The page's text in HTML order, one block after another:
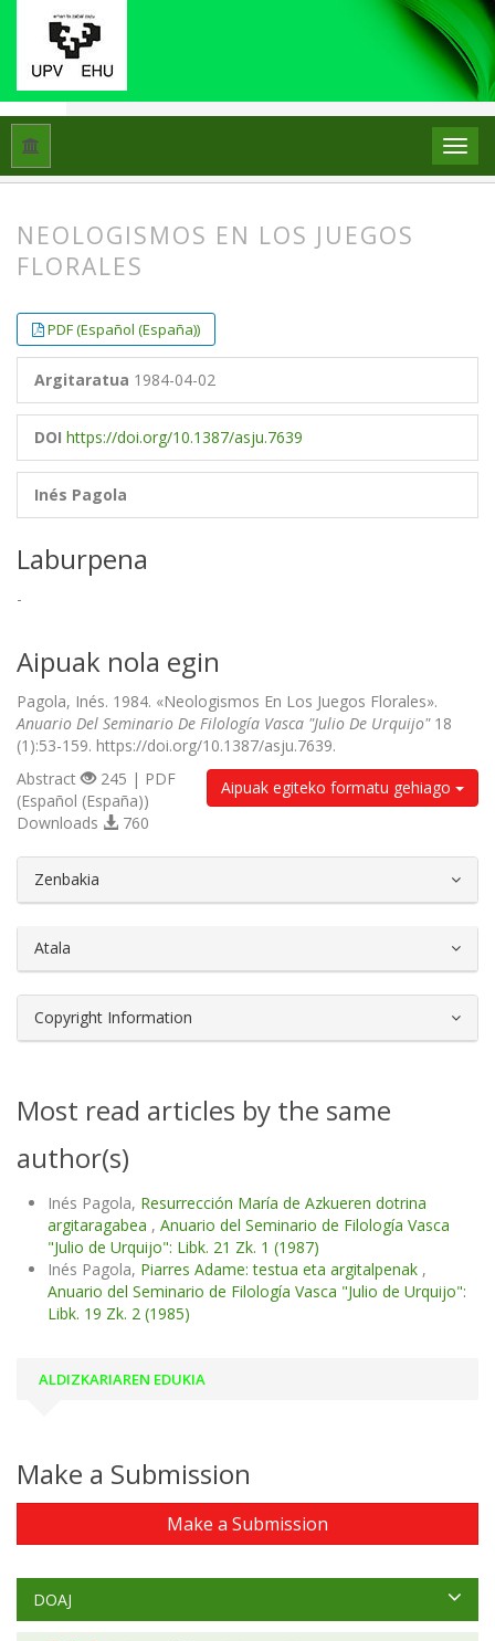
Hasiera Artikuluak
NEOLOGISMOS EN LOS JUEGOS
FLORALES
PDF (Español (España))
Argitaratua 1984-04-02
DOI https://doi.org/10.1387/asju.7639
Inés Pagola
Laburpena
-
Aipuak nola egin
Pagola, Inés. 1984. «Neologismos En Los Juegos Florales».
Anuario Del Seminario De Filología Vasca "Julio De Urquijo"18
(1):53-159. https://doi.org/10.1387/asju.7639.
Aipuak egiteko formatu gehiago
Abstract
245 | PDF
(Español (España))
Downloads
760
Zenbakia
Atala
Copyright Information
Most read articles by the same
author(s)
Inés Pagola, Resurrección María de Azkueren dotrina
argitaragabea , Anuario del Seminario de Filología Vasca
"Julio de Urquijo": Libk. 21 Zk. 1 (1987)
Inés Pagola, Piarres Adame: testua eta argitalpenak ,
Anuario del Seminario de Filología Vasca "Julio de Urquijo":
Libk. 19 Zk. 2 (1985)
ALDIZKARIAREN EDUKIA
Make a Submission
Make a Submission
DOAJ